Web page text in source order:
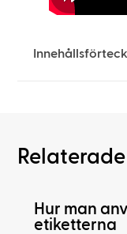
Hur man
etiketterna